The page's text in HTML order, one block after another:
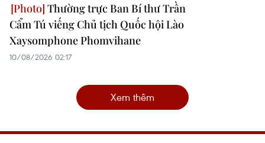
Thường trực Ban Bí thư Trần
Cẩm Tú viếng Chủ tịch Quốc hội Lào
Xaysomphone Phomvihane
10/08/2026 02:17
Xem thêm